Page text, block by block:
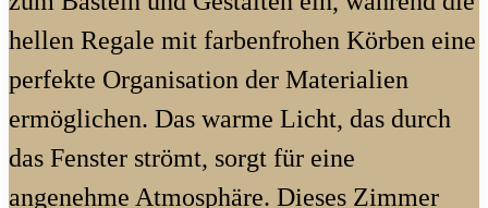
hellen Regale mit farbenfrohen Körben eine
perfekte Organisation der Materialien
ermöglichen. Das warme Licht, das durch
das Fenster strömt, sorgt für eine
angenehme Atmosphäre. Dieses Zimmer